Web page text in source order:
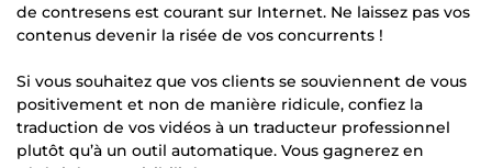
de contresens est courant sur Internet. Ne laissez pas vos
contenus devenir la risée de vos concurrents !
Si vous souhaitez que vos clients se souviennent de vous
positivement et non de manière ridicule, confiez la
traduction de vos vidéos à un traducteur professionnel
plutôt qu’à un outil automatique. Vous gagnerez en